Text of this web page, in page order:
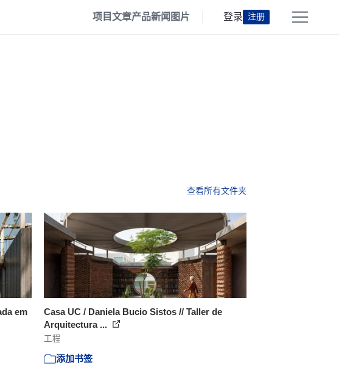
项目文章产品新闻 图片 登录 注册
查看所有文件夹
em
Casa UC / Daniela Bucio Sistos // Taller de
Arquitectura ...
工程
添加书签